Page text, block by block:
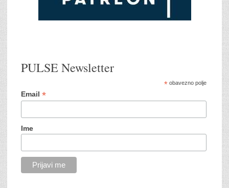
PULSE Newsletter
*obavezno polje
Email *
Ime